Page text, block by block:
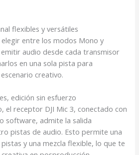
flexibles y versátiles
entre los modos Mono y
audio desde cada transmisor
en una sola pista para
creativo.
, edición sin esfuerzo
el receptor DJI Mic 3, conectado con
software, admite la salida
pistas de audio. Esto permite una
y una mezcla flexible, lo que te